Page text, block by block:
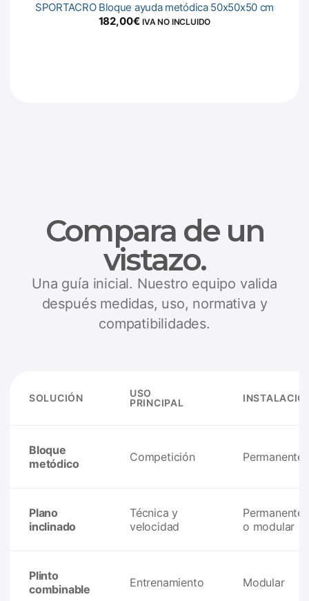
SPORTACRO Bloque ayuda metódica 50x50x50 cm
182,00€ IVA NO INCLUIDO
Compara de un
vistazo.
Una guía inicial. Nuestro equipo valida
después medidas, uso, normativa y
compatibilidades.
SOLUCIÓN
USO
PRINCIPAL
Bloque
metódico
Competición Permanente
Plano
inclinado
Técnica y
velocidad
Permanente
o modular
Plinto
combinable
Entrenamiento Modular